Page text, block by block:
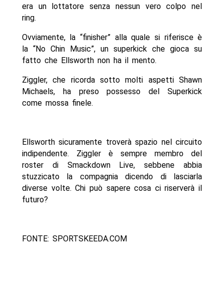
era un lottatore senza nessun vero colpo nel
ring.
Ovviamente, la “finisher” alla quale si riferisce è
la “No Chin Music”, un superkick che gioca su
fatto che Ellsworth non ha il mento.
Ziggler, che ricorda sotto molti aspetti Shawn
Michaels, ha preso possesso del Superkick
come mossa finele.
Ellsworth sicuramente troverà spazio nel circuito
indipendente. Ziggler è sempre membro del
roster di Smackdown Live, sebbene abbia
stuzzicato la compagnia dicendo di lasciarla
diverse volte. Chi può sapere cosa ci riserverà il
futuro?
FONTE: SPORTSKEEDA.COM